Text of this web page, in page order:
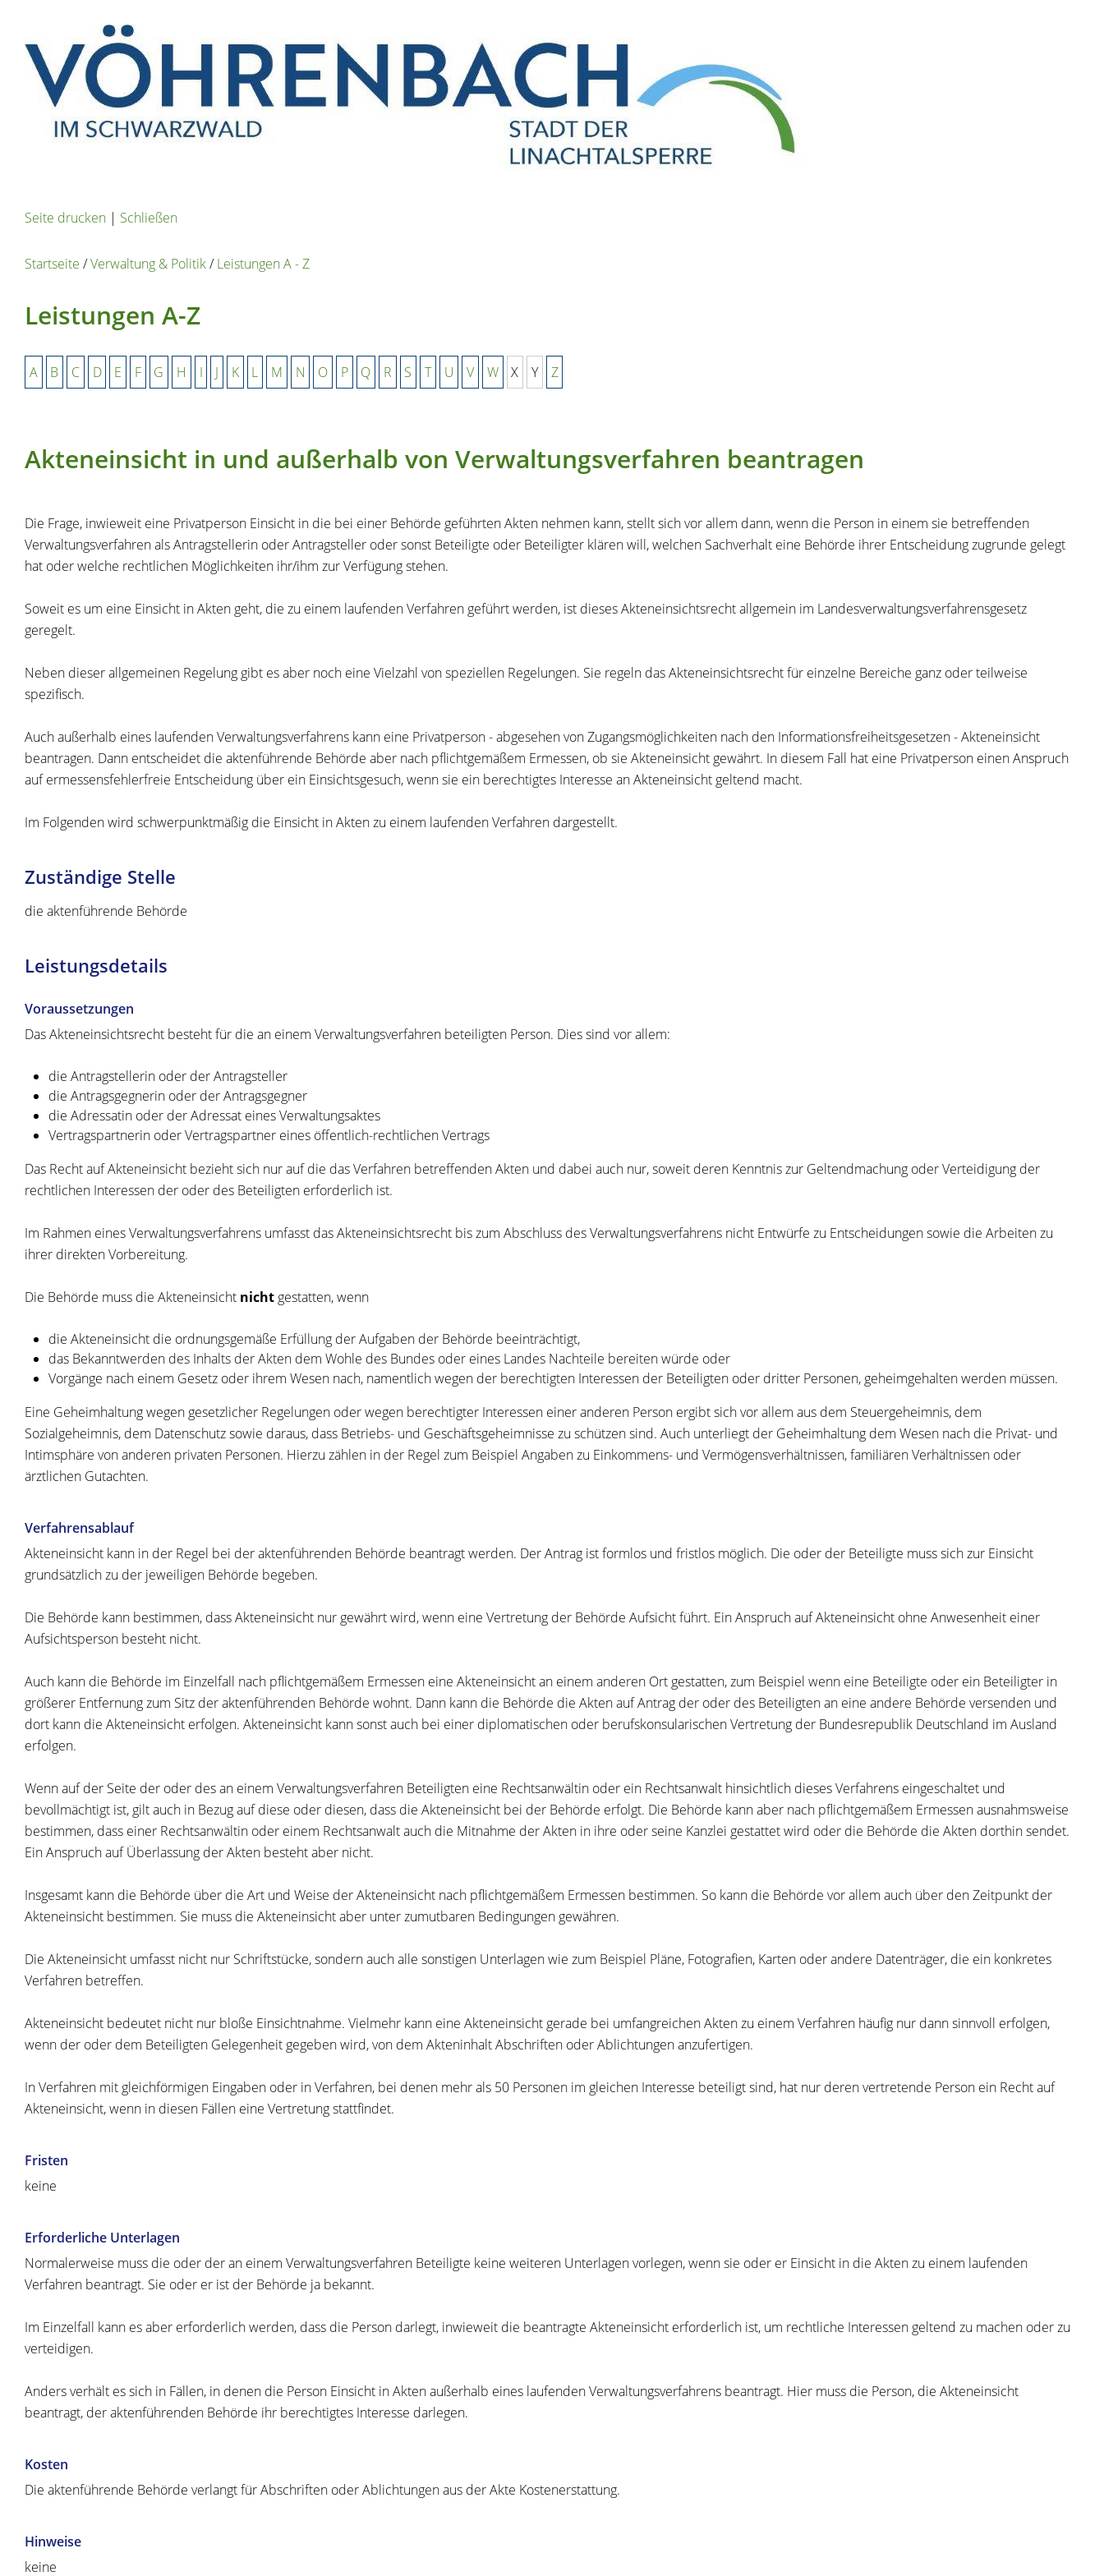
Seite drucken | Schließen
Startseite /Verwaltung & Politik/Leistungen A - Z
Leistungen A-Z
A B C D E F G H I J K L M N O P Q R S T U V W X Y Z
Akteneinsicht in und außerhalb von Verwaltungsverfahren beantragen
Die Frage, inwieweit eine Privatperson Einsicht in die bei einer Behörde geführten Akten nehmen kann, stellt sich vor allem dann, wenn die Person in einem sie betreffenden
Verwaltungsverfahren als Antragstellerin oder Antragsteller oder sonst Beteiligte oder Beteiligter klären will, welchen Sachverhalt eine Behörde ihrer Entscheidung zugrunde gelegt
hat oder welche rechtlichen Möglichkeiten ihr/ihm zur Verfügung stehen.
Soweit es um eine Einsicht in Akten geht, die zu einem laufenden Verfahren geführt werden, ist dieses Akteneinsichtsrecht allgemein im Landesverwaltungsverfahrensgesetz
geregelt.
Neben dieser allgemeinen Regelung gibt es aber noch eine Vielzahl von speziellen Regelungen. Sie regeln das Akteneinsichtsrecht für einzelne Bereiche ganz oder teilweise
spezifisch.
Auch außerhalb eines laufenden Verwaltungsverfahrens kann eine Privatperson - abgesehen von Zugangsmöglichkeiten nach den Informationsfreiheitsgesetzen - Akteneinsicht
beantragen. Dann entscheidet die aktenführende Behörde aber nach pflichtgemäßem Ermessen, ob sie Akteneinsicht gewährt. In diesem Fall hat eine Privatperson einen Anspruch
auf ermessensfehlerfreie Entscheidung über ein Einsichtsgesuch, wenn sie ein berechtigtes Interesse an Akteneinsicht geltend macht.
Im Folgenden wird schwerpunktmäßig die Einsicht in Akten zu einem laufenden Verfahren dargestellt.
Zuständige Stelle
die aktenführende Behörde
Leistungsdetails
Voraussetzungen
Das Akteneinsichtsrecht besteht für die an einem Verwaltungsverfahren beteiligten Person. Dies sind vor allem:
die Antragstellerin oder der Antragsteller
die Antragsgegnerin oder der Antragsgegner
die Adressatin oder der Adressat eines Verwaltungsaktes
Vertragspartnerin oder Vertragspartner eines öffentlich-rechtlichen Vertrags
Das Recht auf Akteneinsicht bezieht sich nur auf die das Verfahren betreffenden Akten und dabei auch nur, soweit deren Kenntnis zur Geltendmachung oder Verteidigung der
rechtlichen Interessen der oder des Beteiligten erforderlich ist.
Im Rahmen eines Verwaltungsverfahrens umfasst das Akteneinsichtsrecht bis zum Abschluss des Verwaltungsverfahrens nicht Entwürfe zu Entscheidungen sowie die Arbeiten zu
ihrer direkten Vorbereitung.
Die Behörde muss die Akteneinsicht nicht gestatten, wenn
die Akteneinsicht die ordnungsgemäße Erfüllung der Aufgaben der Behörde beeinträchtigt,
das Bekanntwerden des Inhalts der Akten dem Wohle des Bundes oder eines Landes Nachteile bereiten würde oder
Vorgänge nach einem Gesetz oder ihrem Wesen nach, namentlich wegen der berechtigten Interessen der Beteiligten oder dritter Personen, geheimgehalten werden müssen.
Eine Geheimhaltung wegen gesetzlicher Regelungen oder wegen berechtigter Interessen einer anderen Person ergibt sich vor allem aus dem Steuergeheimnis, dem
Sozialgeheimnis, dem Datenschutz sowie daraus, dass Betriebs- und Geschäftsgeheimnisse zu schützen sind. Auch unterliegt der Geheimhaltung dem Wesen nach die Privat- und
Intimsphäre von anderen privaten Personen. Hierzu zählen in der Regel zum Beispiel Angaben zu Einkommens- und Vermögensverhältnissen, familiären Verhältnissen oder
ärztlichen Gutachten.
Verfahrensablauf
Akteneinsicht kann in der Regel bei der aktenführenden Behörde beantragt werden. Der Antrag ist formlos und fristlos möglich. Die oder der Beteiligte muss sich zur Einsicht
grundsätzlich zu der jeweiligen Behörde begeben.
Die Behörde kann bestimmen, dass Akteneinsicht nur gewährt wird, wenn eine Vertretung der Behörde Aufsicht führt. Ein Anspruch auf Akteneinsicht ohne Anwesenheit einer
Aufsichtsperson besteht nicht.
Auch kann die Behörde im Einzelfall nach pflichtgemäßem Ermessen eine Akteneinsicht an einem anderen Ort gestatten, zum Beispiel wenn eine Beteiligte oder ein Beteiligter in
größerer Entfernung zum Sitz der aktenführenden Behörde wohnt. Dann kann die Behörde die Akten auf Antrag der oder des Beteiligten an eine andere Behörde versenden und
dort kann die Akteneinsicht erfolgen. Akteneinsicht kann sonst auch bei einer diplomatischen oder berufskonsularischen Vertretung der Bundesrepublik Deutschland im Ausland
erfolgen.
Wenn auf der Seite der oder des an einem Verwaltungsverfahren Beteiligten eine Rechtsanwältin oder ein Rechtsanwalt hinsichtlich dieses Verfahrens eingeschaltet und
bevollmächtigt ist, gilt auch in Bezug auf diese oder diesen, dass die Akteneinsicht bei der Behörde erfolgt. Die Behörde kann aber nach pflichtgemäßem Ermessen ausnahmsweise
bestimmen, dass einer Rechtsanwältin oder einem Rechtsanwalt auch die Mitnahme der Akten in ihre oder seine Kanzlei gestattet wird oder die Behörde die Akten dorthin sendet.
Ein Anspruch auf Überlassung der Akten besteht aber nicht.
Insgesamt kann die Behörde über die Art und Weise der Akteneinsicht nach pflichtgemäßem Ermessen bestimmen. So kann die Behörde vor allem auch über den Zeitpunkt der
Akteneinsicht bestimmen. Sie muss die Akteneinsicht aber unter zumutbaren Bedingungen gewähren.
Die Akteneinsicht umfasst nicht nur Schriftstücke, sondern auch alle sonstigen Unterlagen wie zum Beispiel Pläne, Fotografien, Karten oder andere Datenträger, die ein konkretes
Verfahren betreffen.
Akteneinsicht bedeutet nicht nur bloße Einsichtnahme. Vielmehr kann eine Akteneinsicht gerade bei umfangreichen Akten zu einem Verfahren häufig nur dann sinnvoll erfolgen,
wenn der oder dem Beteiligten Gelegenheit gegeben wird, von dem Akteninhalt Abschriften oder Ablichtungen anzufertigen.
In Verfahren mit gleichförmigen Eingaben oder in Verfahren, bei denen mehr als 50 Personen im gleichen Interesse beteiligt sind, hat nur deren vertretende Person ein Recht auf
Akteneinsicht, wenn in diesen Fällen eine Vertretung stattfindet.
Fristen
keine
Erforderliche Unterlagen
Normalerweise muss die oder der an einem Verwaltungsverfahren Beteiligte keine weiteren Unterlagen vorlegen, wenn sie oder er Einsicht in die Akten zu einem laufenden
Verfahren beantragt. Sie oder er ist der Behörde ja bekannt.
Im Einzelfall kann es aber erforderlich werden, dass die Person darlegt, inwieweit die beantragte Akteneinsicht erforderlich ist, um rechtliche Interessen geltend zu machen oder zu
verteidigen.
Anders verhält es sich in Fällen, in denen die Person Einsicht in Akten außerhalb eines laufenden Verwaltungsverfahrens beantragt. Hier muss die Person, die Akteneinsicht
beantragt, der aktenführenden Behörde ihr berechtigtes Interesse darlegen.
Kosten
Die aktenführende Behörde verlangt für Abschriften oder Ablichtungen aus der Akte Kostenerstattung.
Hinweise
keine